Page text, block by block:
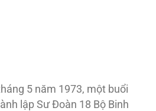
5 năm 1973, một buổi
lập Sư Ðoàn 18 Bộ Binh